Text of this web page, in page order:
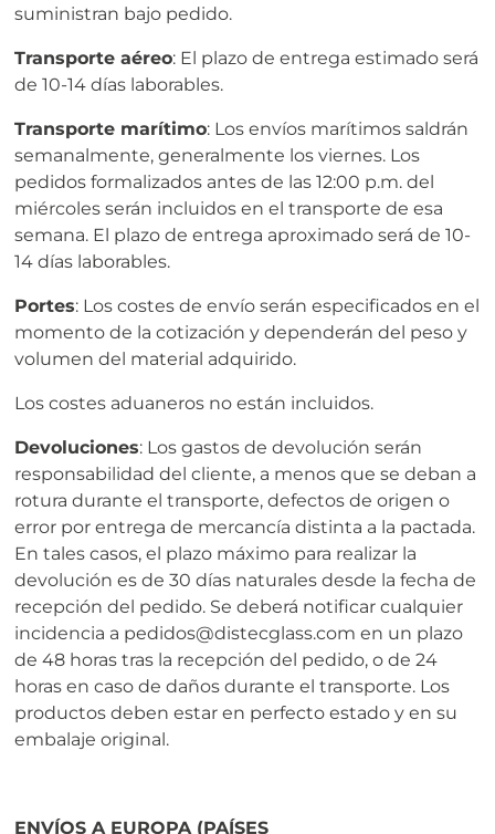
suministran bajo pedido.
Transporte aéreo: El plazo de entrega estimado será
de 10-14 días laborables.
Transporte marítimo: Los envíos marítimos saldrán
semanalmente, generalmente los viernes. Los
pedidos formalizados antes de las 12:00 p.m. del
miércoles serán incluidos en el transporte de esa
semana. El plazo de entrega aproximado será de 10-
14 días laborables.
Portes: Los costes de envío serán especificados en el
momento de la cotización y dependerán del peso y
volumen del material adquirido.
Los costes aduaneros no están incluidos.
Devoluciones: Los gastos de devolución serán
responsabilidad del cliente, a menos que se deban a
rotura durante el transporte, defectos de origen o
error por entrega de mercancía distinta a la pactada.
En tales casos, el plazo máximo para realizar la
devolución es de 30 días naturales desde la fecha de
recepción del pedido. Se deberá notificar cualquier
incidencia a pedidos@distecglass.com en un plazo
de 48 horas tras la recepción del pedido, o de 24
horas en caso de daños durante el transporte. Los
productos deben estar en perfecto estado y en su
embalaje original.
ENVÍOS A EUROPA (PAÍSES